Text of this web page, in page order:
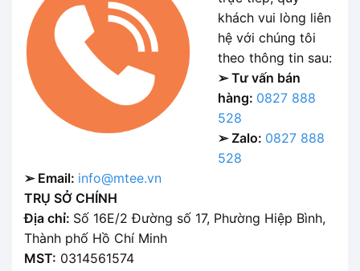
khách vui lòng liên
hệ với chúng tôi
theo thông tin sau:
➢ Tư vấn bán
hàng: 0827 888
528
➢ Zalo: 0827 888
528
➢ Email: info@mtee.vn
TRỤ SỞ CHÍNH
Địa chỉ: Số 16E/2 Đường số 17, Phường Hiệp Bình,
Thành phố Hồ Chí Minh
MST: 0314561574